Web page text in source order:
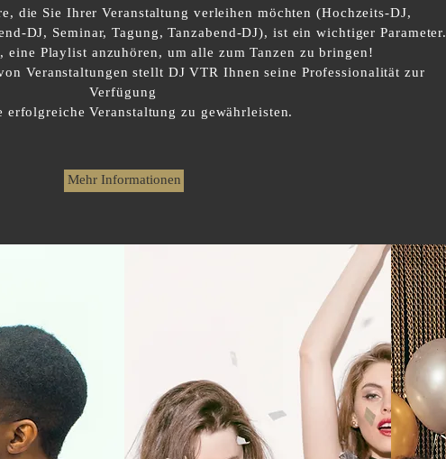
die Sie Ihrer Veranstaltung verleihen möchten (Hochzeits-DJ,
DJ, Seminar, Tagung, Tanzabend-DJ), ist ein wichtiger Parameter.
eine Playlist anzuhören, um alle zum Tanzen zu bringen!
Veranstaltungen stellt DJ VTR Ihnen seine Professionalität zur
Verfügung
erfolgreiche Veranstaltung zu gewährleisten.
Mehr Informationen